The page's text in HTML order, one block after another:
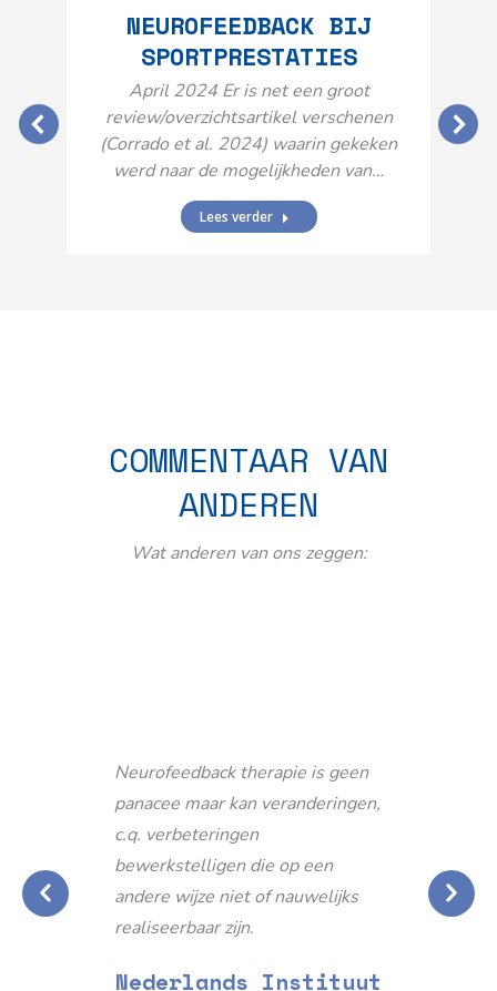
NEUROFEEDBACK BIJ
SPORTPRESTATIES
April 2024 Er is net een groot
review/overzichtsartikel verschenen
(Corrado et al. 2024) waarin gekeken
werd naar de mogelijkheden van…
Lees verder
COMMENTAAR VAN
ANDEREN
Wat anderen van ons zeggen:
Neurofeedback therapie is geen
panacee maar kan veranderingen,
c.q. verbeteringen
bewerkstelligen die op een
andere wijze niet of nauwelijks
realiseerbaar zijn.
Nederlands Instituut